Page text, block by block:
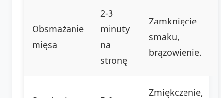
Obsmażanie
mięsa
2-3
minuty
na
stronę
Zamknięcie
smaku,
brązowienie.
Zmiękczenie,